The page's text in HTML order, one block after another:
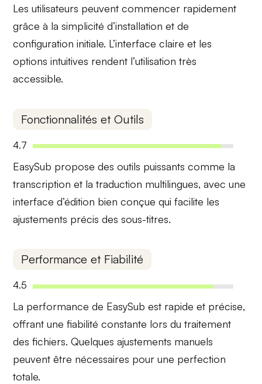
Les utilisateurs peuvent commencer rapidement
grâce à lasimplicité d’installation et de
configuration initiale. L’interface claire et les
options intuitives rendent l’utilisation très
accessible.
Fonctionnalités et Outils
4.7
EasySub propose desoutils puissants comme la
transcription et la traduction multilingues, avec une
interface d’édition bien conçue qui facilite les
ajustements précis des sous-titres.
Performance et Fiabilité
4.5
La performance de EasySub est rapide et précise,
offrant une fiabilité constante lors du traitement
des fichiers. Quelques ajustements manuels
peuvent être nécessaires pour une perfection
totale.